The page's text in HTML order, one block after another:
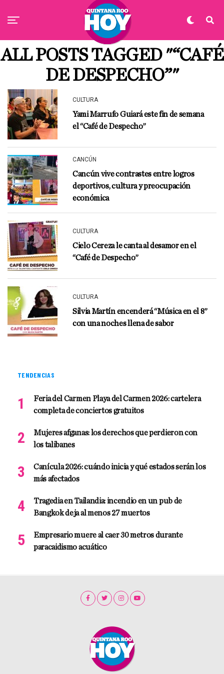
ALL POSTS TAGGED "“CAFÉ
DE DESPECHO”"
CULTURA
Yami Marrufo Guiará este fin de semana
el “Café de Despecho”
CANCÚN
Cancún vive contrastes entre logros
deportivos, cultura y preocupación
económica
CULTURA
Cielo Cereza le canta al desamor en el
“Café de Despecho”
CULTURA
Silvia Martín encenderá “Música en el 8”
con una noches llena de sabor
TENDENCIAS
Feria del Carmen Playa del Carmen 2026: cartelera
completa de conciertos gratuitos
Mujeres afganas: los derechos que perdieron con
los talibanes
Canícula 2026: cuándo inicia y qué estados serán los
más afectados
Tragedia en Tailandia: incendio en un pub de
Bangkok deja al menos 27 muertos
Empresario muere al caer 30 metros durante
paracaidismo acuático